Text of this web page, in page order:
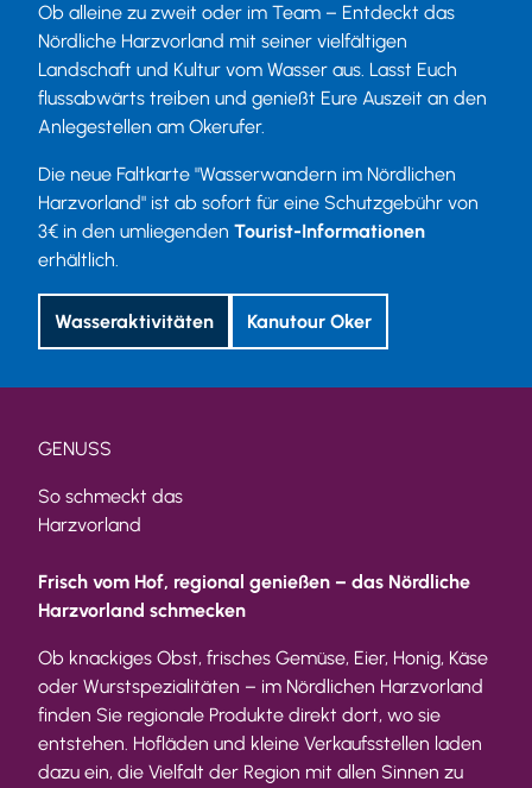
Ob alleine zu zweit oder im Team – Entdeckt das
Nördliche Harzvorland mit seiner vielfältigen
Landschaft und Kultur vom Wasser aus. Lasst Euch
flussabwärts treiben und genießt Eure Auszeit an den
Anlegestellen am Okerufer.
Die neue Faltkarte "Wasserwandern im Nördlichen
Harzvorland" ist ab sofort für eine Schutzgebühr von
3€ in den umliegenden Tourist-Informationen
erhältlich.
Wasseraktivitäten Kanutour Oker
GENUSS
So schmeckt das
Harzvorland
Frisch vom Hof, regional genießen – das Nördliche
Harzvorland schmecken
Ob knackiges Obst, frisches Gemüse, Eier, Honig, Käse
oder Wurstspezialitäten – im Nördlichen Harzvorland
finden Sie regionale Produkte direkt dort, wo sie
entstehen. Hofläden und kleine Verkaufsstellen laden
dazu ein, die Vielfalt der Region mit allen Sinnen zu